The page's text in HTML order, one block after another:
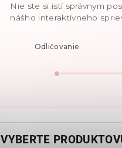
Nie ste si istí správnym
nášho interaktívneho
Odličovanie
VYBERTE